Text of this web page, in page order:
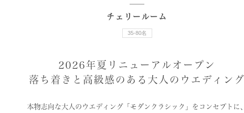
チェリールーム
35-80名
2026年夏リニューアルオープン
落ち着きと高級感のある 大人のウエディング
本物志向な大人のウエディング 「モダンクラシック」をコンセプトに、